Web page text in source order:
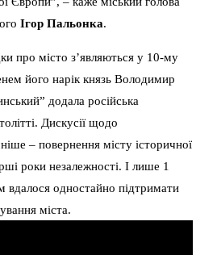
Ігор Пальонка.
про місто з’являються у 10-му
його нарік князь Володимир
додала російська
Дискусії щодо
– повернення місту історичної
роки незалежності. І лише 1
вдалося одностайно підтримати
міста.